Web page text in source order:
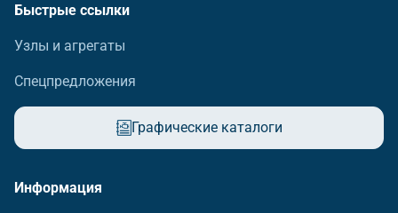
Быстрые ссылки
Узлы и агрегаты
Спецпредложения
Графические каталоги
Информация